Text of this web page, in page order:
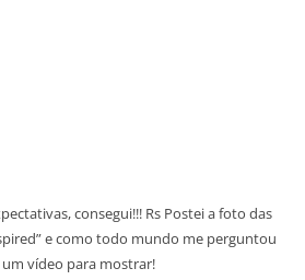
consegui!!! Rs Postei a foto das
e como todo mundo me perguntou
vídeo para mostrar!